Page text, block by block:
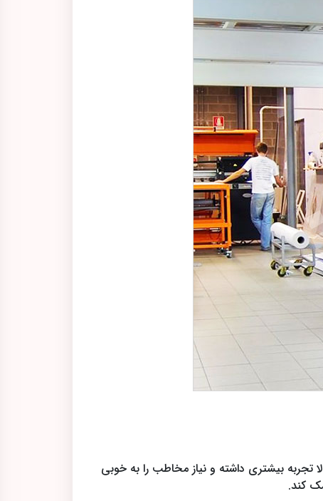
تجربه بیشتری داشته و نیاز مخاطب را به خوبی
کند.